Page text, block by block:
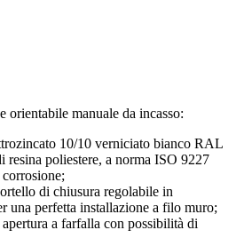
manuale da incasso:
10/10 verniciato bianco RAL
resina poliestere, a norma ISO 9227
di chiusura regolabile in
una perfetta installazione a filo muro;
a farfalla con possibilità di